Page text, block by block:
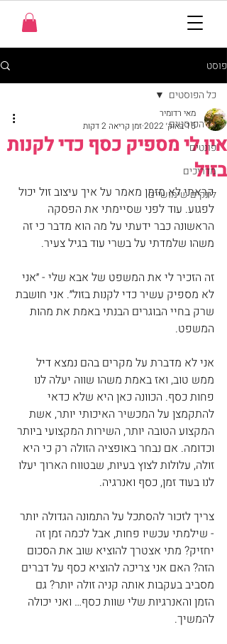
פוסט
כל הפוסטים
פונטים
מדריכים
לינקים שימושיים
כל הפוסטים
אין לי מספיק כסף כדי לקנות
בזול
מאי רדומיר
15 באוק׳ 2022
זמן קריאה 2 דקות
קראתי לא מזמן מאמר על איך עיצוב זול יכול
לפגוע. עוד לפני שסיימתי את הפסקה
הראשונה כבר ידעתי על מה הוא מדבר כי זה
משהו שלמדתי על בשרי עוד בגיל צעיר.
זה הזכיר לי את המשפט של אבא שלי - ״אני
לא מספיק עשיר כדי לקנות בזול״. אני חושבת
שרק בחיי הבוגרים הבנתי באמת את מהות
המשפט.
אני לא מדברת על מקרים בהם נמצא דיל
ממש טוב, ואז באמת משהו שווה יעלה לנו
פחות כסף. הכוונה כאן היא שלא כדאי
להתקמצן על המכשיר האיכותי יותר, אשת
המקצוע הטובה יותר, השירות המקצועי ביותר
וכדומה. אם נבחר באופציה הזולה רק כי היא
זולה, עלולות לצוץ בעיות, שבטווח הארוך יעלו
לנו בעוד זמן, כסף ואנרגיה.
צריך לזכור להסתכל על התמונה הגדולה יותר
- שילמתי עכשיו פחות, אבל לכמה זמן זה
יחזיק? מתי אצטרך להוציא שוב את הסכום
הזה? האם אני צריכה להוציא כסף על דברים
מסביב בעקבות אותה קניה זולה יותר? גם
הזמן והאנרגיות שלי שוות כסף… ואני יכולה
להמשיך.